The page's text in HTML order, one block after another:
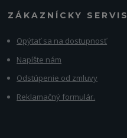
ZÁKAZNÍCKY SERVIS
Opýtať sa na dostupnosť
Napíšte nám
Odstúpenie od zmluvy
Reklamačný formulár.